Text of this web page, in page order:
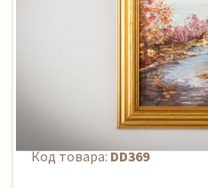
Код товара:DD369